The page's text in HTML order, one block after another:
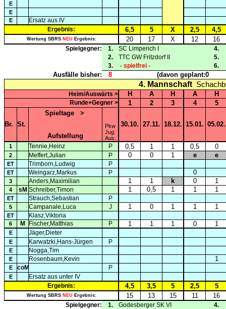
E
E
E
Ersatz aus IV
Ergebnis:
6,5 5 X 2,5 4,5
Wertung SBRS NEU Ergebnis: 20 17 X 12 16
Spielgegner: 1. SC Limperich I
4.
2.
TTC GW Fritzdorf II
5.
3.
- spielfrei - 6.
Ausfälle bisher: 8 (davon geplant:0
4. Mannschaft
Heim/Auswärts > H A H A H
Runde+Gegner > 1 2 3 4 5
Br. St.
Spieltage >
Aufstellung
Pkw
Jug.
Aus.
30.10. 27.11. 18.12. 15.01. 05.02.
1 Tennie,Heinz P 0,5 1 1 0,5 0
2 Meffert,Julian P 0 0 1 e e
ET Trimborn,Ludwig P
ET Weingarz,Markus P 0
3 Anders,Maximilian 1 1 k 0 1
4 sM Schreiber,Timon 1 0,5 1 1 1
ET Strauch,Sebastian P
5 Campanale,Luca J 1 0 1 1 1
ET Klasz,Viktoria
6 M Fischer,Matthias P 1 1 1 0 1
E Jäger,Dieter
E Karwatzki,Hans-Jürgen P
E Nogga,Tim
E Rosenbaum,Kevin 1
E coM P
E
Ersatz aus unter IV
Ergebnis:
4,5 3,5 5 2,5 5
Wertung SBRS NEU Ergebnis: 15 13 15 11 16
Spielgegner: 1. Godesberger SK VI
4.